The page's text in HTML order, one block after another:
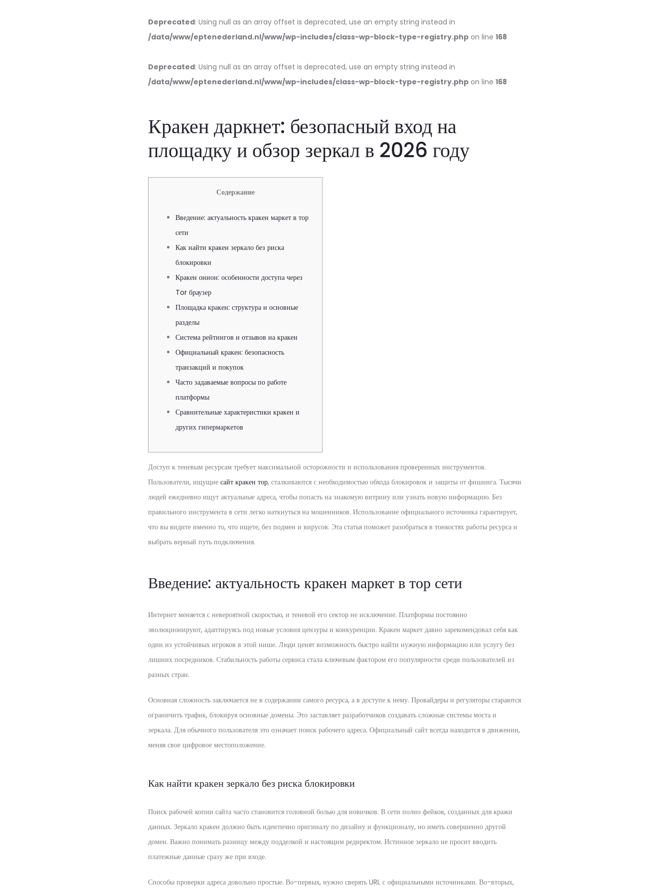
Deprecated: Using null as an array offset is deprecated, use an empty string instead in
/data/www/eptenederland.nl/www/wp-includes/class-wp-block-type-registry.php on line 168
Deprecated: Using null as an array offset is deprecated, use an empty string instead in
/data/www/eptenederland.nl/www/wp-includes/class-wp-block-type-registry.php on line 168
Кракен даркнет: безопасный вход на
площадку и обзор зеркал в 2026 году
Содержание
Введение: актуальность кракен маркет в тор
сети
Как найти кракен зеркало без риска
блокировки
Кракен онион: особенности доступа через
Tor браузер
Площадка кракен: структура и основные
разделы
Система рейтингов и отзывов на кракен
Официальный кракен: безопасность
транзакций и покупок
Часто задаваемые вопросы по работе
платформы
Сравнительные характеристики кракен и
других гипермаркетов
Доступ к теневым ресурсам требует максимальной осторожности и использования проверенных инструментов.
Пользователи, ищущие сайт кракен тор, сталкиваются с необходимостью обхода блокировок и защиты от фишинга. Тысячи
людей ежедневно ищут актуальные адреса, чтобы попасть на знакомую витрину или узнать новую информацию. Без
правильного инструмента в сети легко наткнуться на мошенников. Использование официального источника гарантирует,
что вы видите именно то, что ищете, без подмен и вирусов. Эта статья поможет разобраться в тонкостях работы ресурса и
выбрать верный путь подключения.
Введение: актуальность кракен маркет в тор сети
Интернет меняется с невероятной скоростью, и теневой его сектор не исключение. Платформы постоянно
эволюционируют, адаптируясь под новые условия цензуры и конкуренции. Кракен маркет давно зарекомендовал себя как
один из устойчивых игроков в этой нише. Люди ценят возможность быстро найти нужную информацию или услугу без
лишних посредников. Стабильность работы сервиса стала ключевым фактором его популярности среди пользователей из
разных стран.
Основная сложность заключается не в содержании самого ресурса, а в доступе к нему. Провайдеры и регуляторы стараются
ограничить трафик, блокируя основные домены. Это заставляет разработчиков создавать сложные системы моста и
зеркала. Для обычного пользователя это означает поиск рабочего адреса. Официальный сайт всегда находится в движении,
меняя свое цифровое местоположение.
Как найти кракен зеркало без риска блокировки
Поиск рабочей копии сайта часто становится головной болью для новичков. В сети полно фейков, созданных для кражи
данных. Зеркало кракен должно быть идентично оригиналу по дизайну и функционалу, но иметь совершенно другой
домен. Важно понимать разницу между подделкой и настоящим редиректом. Истинное зеркало не просит вводить
платежные данные сразу же при входе.
Способы проверки адреса довольно простые. Во-первых, нужно сверять URL с официальными источниками. Во-вторых,